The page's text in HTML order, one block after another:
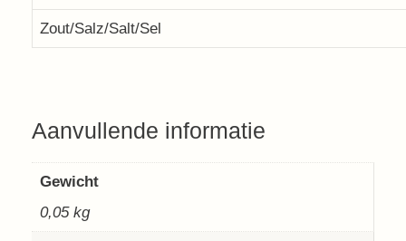
Zout/Salz/Salt/Sel
Aanvullende informatie
Gewicht
0,05 kg